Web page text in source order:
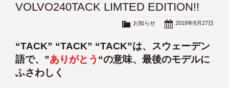
VOLVO240TACK LIMTED EDITION!!
2018年8月27日
お知らせ
“TACK” “TACK” “TACK”は、スウェーデン
語で、”ありがとう “の意味、最後のモデルに
ふさわしく